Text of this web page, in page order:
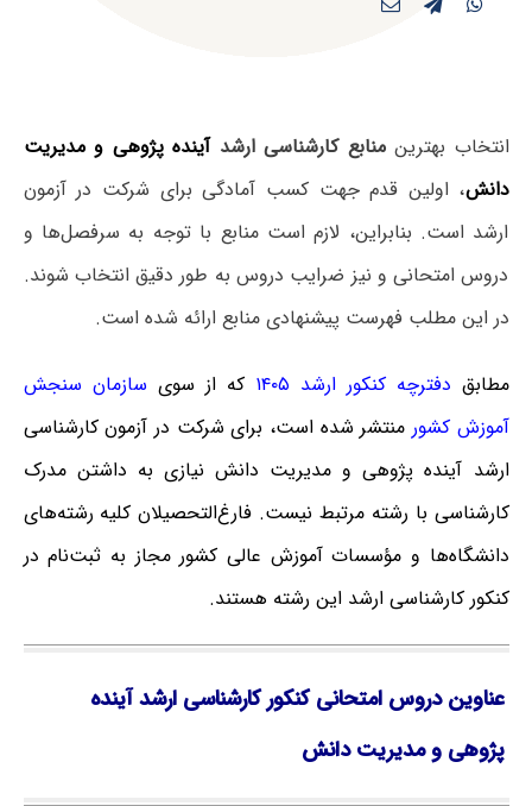
انتخاب بهترینمنابع کارشناسی ارشدآینده پژوهی و مدیریت
دانش، اولین قدم جهت کسب آمادگی برای شرکت در آزمون
ارشد است. بنابراین، لازم است منابع با توجه به سرفصل‌ها و
دروس امتحانی و نیز ضرایب دروس به طور دقیق انتخاب شوند.
در این مطلب فهرست پیشنهادی منابع ارائه شده است.
مطابق دفترچه کنکور ارشد ۱۴۰۵ که از سوی سازمان سنجش
آموزش کشور منتشر شده است، برای شرکت در آزمون کارشناسی
ارشد آینده پژوهی و مدیریت دانش نیازی به داشتن مدرک
کارشناسی با رشته مرتبط نیست. فارغ‌‌التحصیلان کلیه رشته‌های
دانشگاه‌ها و مؤسسات آموزش عالی کشور مجاز به ثبت‌نام در
کنکور کارشناسی ارشد این رشته هستند.
عناوین دروس امتحانی کنکور کارشناسی ارشد آینده
پژوهی و مدیریت دانش